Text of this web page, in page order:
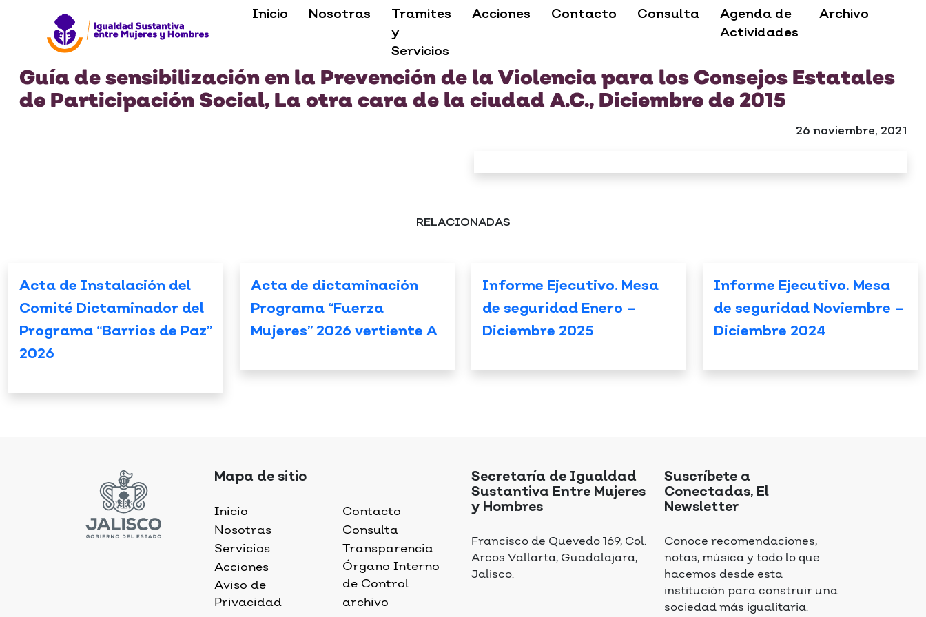
Inicio Nosotras
Tramites
y
Servicios
Acciones Contacto Consulta
Agenda de
Actividades
Archivo
Guía de sensibilización en la Prevención de la Violencia para los Consejos Estatales
de Participación Social, La otra cara de la ciudad A.C., Diciembre de 2015
26 noviembre, 2021
RELACIONADAS
Acta de Instalación del
Comité Dictaminador del
Programa “Barrios de Paz”
2026
Acta de dictaminación
Programa “Fuerza
Mujeres” 2026 vertiente A
Informe Ejecutivo. Mesa
de seguridad Enero –
Diciembre 2025
Informe Ejecutivo. Mesa
de seguridad Noviembre –
Diciembre 2024
Mapa de sitio
Inicio
Nosotras
Servicios
Acciones
Aviso de
Privacidad
Contacto
Consulta
Transparencia
Órgano Interno
de Control
archivo
Secretaría de Igualdad
Sustantiva Entre Mujeres
y Hombres
Francisco de Quevedo 169, Col.
Arcos Vallarta, Guadalajara,
Jalisco.
Suscríbete a
Conectadas, El
Newsletter
Conoce recomendaciones,
notas, música y todo lo que
hacemos desde esta
institución para construir una
sociedad más igualitaria.